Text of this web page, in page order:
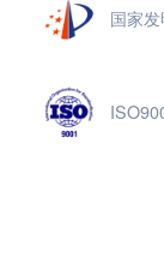
国家